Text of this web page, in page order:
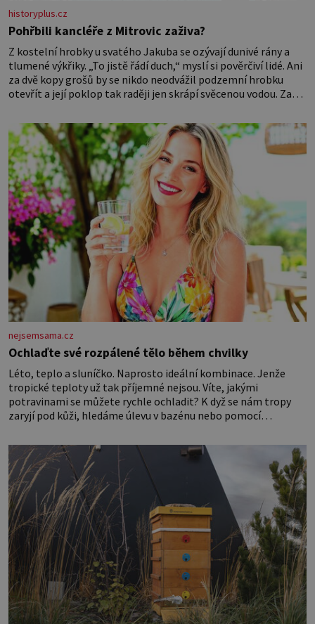
historyplus.cz
Pohřbili kancléře z Mitrovic zaživa?
Z kostelní hrobky u svatého Jakuba se ozývají dunivé rány a
tlumené výkřiky. „To jistě řádí duch,“ myslí si pověrčiví lidé. Ani
za dvě kopy grošů by se nikdo neodvážil podzemní hrobku
otevřít a její poklop tak raději jen skrápí svěcenou vodou. Za
později hrobku
nejsemsama.cz
Ochlaďte své rozpálené tělo během chvilky
Léto, teplo a sluníčko. Naprosto ideální kombinace. Jenže
tropické teploty už tak příjemné nejsou. Víte, jakými
potravinami se můžete rychle ochladit? K dyž se nám tropy
zaryjí pod kůži, hledáme úlevu v bazénu nebo pomocí
Nemusíte však zoufat. Pokud budete mít promyšlený
jídelníček, žadné pařáky si na vás